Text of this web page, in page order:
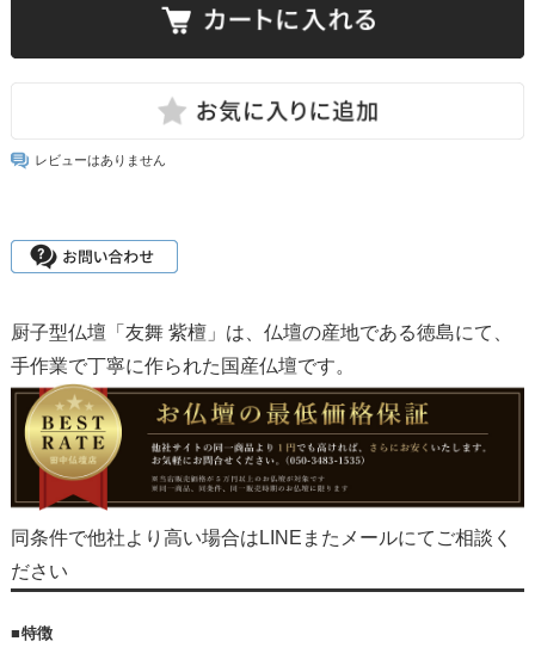
レビューはありません
厨子型仏壇「友舞 紫檀」は、仏壇の産地である徳島にて、
手作業で丁寧に作られた国産仏壇です。
同条件で他社より高い場合はLINEまたメールにてご相談く
ださい
■特徴